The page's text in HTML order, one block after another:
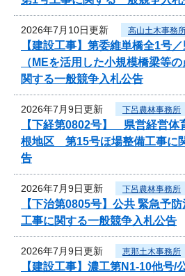
2026年7月10日更新 高山土木事務
【建設工事】第委維単橋全1号
（MEを活用した小規模橋梁等
関する一般競争入札公告
2026年7月9日更新 下呂農林事務所
【下経第0802号】 県営経営
根地区 第15号ほ場整備工事に
告
2026年7月9日更新 下呂農林事務所
【下治第0805号】公共 緊急予
工事に関する一般競争入札公告
2026年7月9日更新 恵那土木事務所
【建設工事】濃工第N1-10他号/